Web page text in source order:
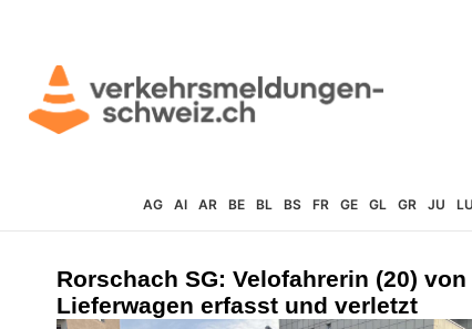
AG AI AR BE BL BS FR GE GL GR JU LU
Rorschach SG: Velofahrerin (20) von
Lieferwagen erfasst und verletzt